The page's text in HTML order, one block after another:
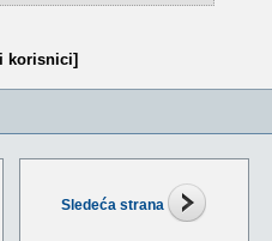
Sledeća strana
korisnici]